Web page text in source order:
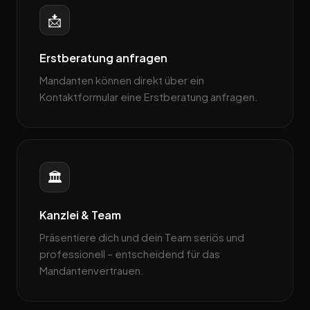
📩
Erstberatung anfragen
Mandanten können direkt über ein
Kontaktformular eine Erstberatung anfragen.
🏛️
Kanzlei & Team
Präsentiere dich und dein Team seriös und
professionell – entscheidend für das
Mandantenvertrauen.